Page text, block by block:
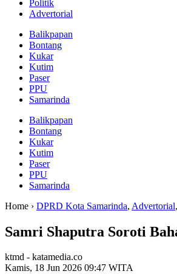
Politik
Advertorial
Balikpapan
Bontang
Kukar
Kutim
Paser
PPU
Samarinda
Balikpapan
Bontang
Kukar
Kutim
Paser
PPU
Samarinda
Home › DPRD Kota Samarinda, Advertorial,
Samri Shaputra Soroti
ktmd - katamedia.co
Kamis, 18 Jun 2026 09:47 WITA